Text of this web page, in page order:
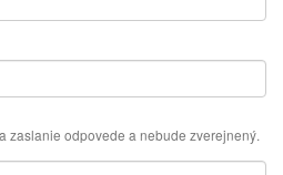
zaslanie odpovede a nebude zverejnený.